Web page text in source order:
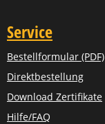
Service
Bestellformular (PDF)
Direktbestellung
Download Zertifikate
Hilfe/FAQ